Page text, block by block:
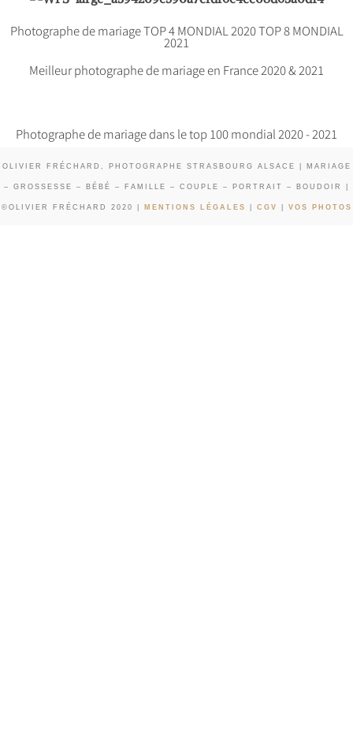
Photographe de mariage TOP 4 MONDIAL 2020 TOP 8 MONDIAL
2021
Meilleur photographe de mariage en France 2020 & 2021
Photographe de mariage dans le top 100 mondial 2020 - 2021
OLIVIER FRÉCHARD, PHOTOGRAPHE STRASBOURG ALSACE | MARIAGE
– GROSSESSE – BÉBÉ – FAMILLE – COUPLE – PORTRAIT – BOUDOIR |
©OLIVIER FRÉCHARD 2020 | MENTIONS LÉGALES CGV VOS PHOTOS